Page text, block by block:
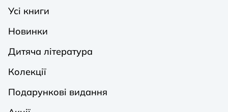
Усі книги
Новинки
Дитяча література
Колекції
Подарункові видання